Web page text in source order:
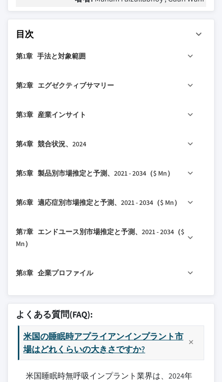
目次
第1章 手法と対象範囲
1.2 調査設計
1.2.2 データ収集方法
1.4 基本推定値と計算
1.4.2 市場推定のための主要トレンド
1.5.1 一次ソース
1.7 調査の前提条件と制限
第2章 エグゼクティブサマリー
第3章 産業インサイト
3.2 産業への影響要因
3.2.1.1 閉塞性睡眠時無呼吸症の有病率増
3.2.1.2 CPAPに対する低いコンプライアン
3.2.1.3 技術的進歩
3.2.1.4 睡眠時無呼吸症に関する認知度の
3.2.2 産業の落とし穴と課題
コスト
連する合併症
3.3 成長ポテンシャル分析
3.4 技術ランドスケープ
3.4.1 現在の技術トレンド
3.4.2 新興技術
第4章 競合状況、2024
4.2 企業マトリックス分析
4.4 競争ポジショニングマトリックス
第5章 製品別市場推定と予測、2021 - 2034（$ Mn）
5.2 舌下神経刺激装置
第6章 適応症別市場推定と予測、2021 - 2034（$ Mn）
6.2 閉塞性睡眠時無呼吸
第7章 エンドユース別市場推定と予測、2021 - 2034（$
Mn）
7.2 病院
第8章 企業プロファイル
8.1 旭化成
主要な競合他社が見当たりませんか？
このレポートに掲載されている企業は厳選さ
れたものであり、競合全体を網羅するもので
よくある質問(FAQ):
米国の睡眠時アプライアンインプラント市
場はどれくらいの大きさですか?
米国睡眠時無呼吸インプラント業界は、2024年